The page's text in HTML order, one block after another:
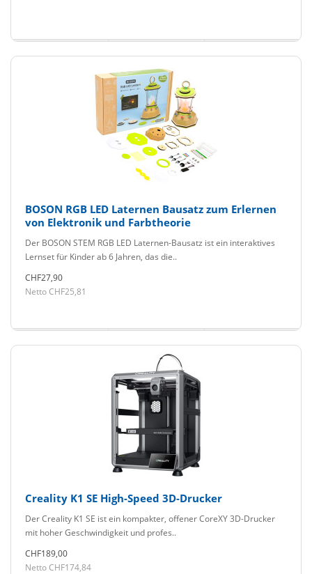
BOSON RGB LED Laternen Bausatz zum Erlernen
von Elektronik und Farbtheorie
Der BOSON STEM RGB LED Laternen-Bausatz ist ein interaktives
Lernset für Kinder ab 6 Jahren, das die..
CHF27,90
Netto CHF25,81
Creality K1 SE High-Speed 3D-Drucker
Der Creality K1 SE ist ein kompakter, offener CoreXY 3D-Drucker
mit hoher Geschwindigkeit und profes..
CHF189,00
Netto CHF174,84